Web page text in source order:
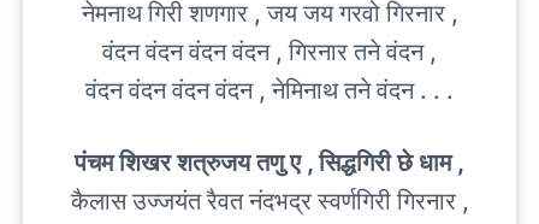
नेमनाथ गिरी शणगार , जय जय गरवो गिरनार ,
वंदन वंदन वंदन वंदन , गिरनार तने वंदन ,
वंदन वंदन वंदन वंदन , नेमिनाथ तने वंदन . . .
पंचम शिखर शत्रुजय तणु ए , सिद्धगिरी छे धाम ,
कैलास उज्जयंत रैवत नंदभद्र स्वर्णगिरी गिरनार ,